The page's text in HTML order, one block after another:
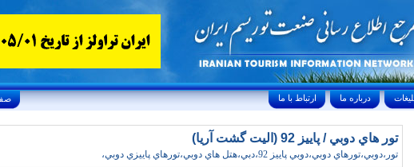
Friday, August 7, 2026 24/صفر/1448 ارتباط با ما درباره ما
تور هاي دوبي / پاييز 92 (اليت گشت آريا)
تور،دوبي،تورهاي دوبي،دوبي پاييز 92،دبي،هتل هاي دوبي،تورهاي پاييزي دوبي،